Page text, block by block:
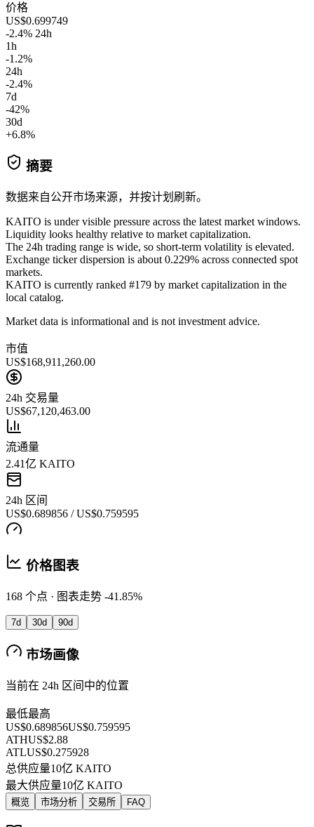
价格
US$0.699749
-2.4% 24h
1h
-1.2%
24h
-2.4%
7d
-42%
30d
+6.8%
摘要
数据来自公开市场来源，并按计划刷新。
KAITO is under visible pressure across the latest market windows.
Liquidity looks healthy relative to market capitalization.
The 24h trading range is wide, so short-term volatility is elevated.
Exchange ticker dispersion is about 0.229% across connected spot
markets.
KAITO is currently ranked #179 by market capitalization in the
local catalog.
Market data is informational and is not investment advice.
市值
US$168,911,260.00
24h 交易量
US$67,120,463.00
流通量
2.41亿 KAITO
24h 区间
US$0.689856 / US$0.759595
价格图表
168 个点 · 图表走势 -41.85%
7d 30d 90d
市场画像
当前在 24h 区间中的位置
最低最高
US$0.689856US$0.759595
ATHUS$2.88
ATLUS$0.275928
总供应量10亿 KAITO
最大供应量10亿 KAITO
概览 市场分析 交易所 FAQ